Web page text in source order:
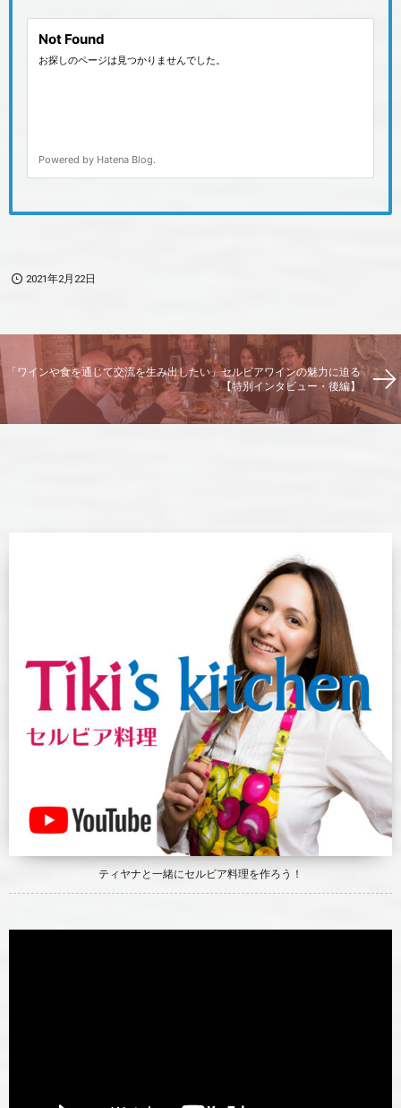
2021年2月22日
「ワインや食を通じて交流を生み出したい」セルビアワインの魅力に迫る
【特別インタビュー・後編】
ティヤナと一緒にセルビア料理を作ろう！